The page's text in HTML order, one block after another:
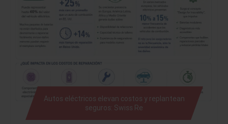
Autos eléctricos elevan costos y replantean
seguros: Swiss Re